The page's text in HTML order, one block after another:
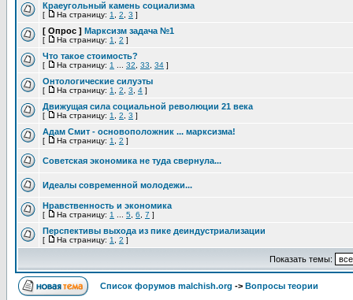
Краеугольный камень социализма
[ На страницу: 1 2 3 ]
[ Опрос ] Марксизм задача №1
[ На страницу: 1 2 ]
Что такое стоимость?
[ На страницу: 1 32 33 34 ]
Онтологические силуэты
[ На страницу: 1 2 3 4 ]
Движущая сила социальной революции 21 века
[ На страницу: 1 2 3 ]
Адам Смит - основоположник ... марксизма!
[ На страницу: 1 2 ]
Советская экономика не туда свернула...
Идеалы современной молодежи...
Нравственность и экономика
[ На страницу: 1 5 6 7 ]
Перспективы выхода из пике деиндустриализации
[ На страницу: 1 2 ]
Показать темы:
Список форумов malchish.org -> Вопросы теории